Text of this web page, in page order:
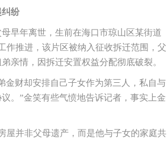
纠纷
早年离世，生前在海口市琼山区某街道
作推进，该片区被纳入征收拆迁范围，父
亲情，因拆迁安置权益分配彻底破裂。
金财却安排自己子女作为第三人，私自与
。”金笑有些气愤地告诉记者，事实上金
屋并非父母遗产，而是他与子女的家庭共